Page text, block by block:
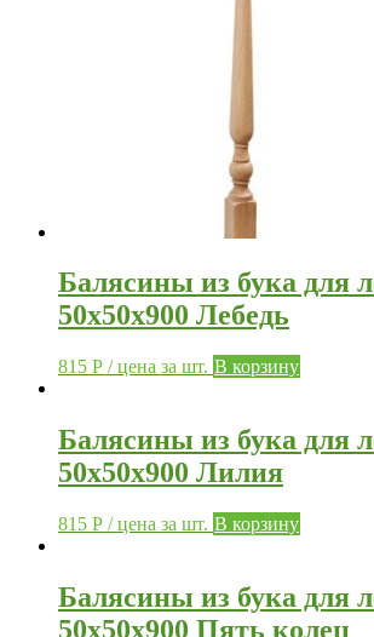
Балясины из бука для
50х50х900 Лебедь
815 Р / цена за шт. В корзину
Балясины из бука для
50х50х900 Лилия
815 Р / цена за шт. В корзину
Балясины из бука для
50х50х900 Пять колец